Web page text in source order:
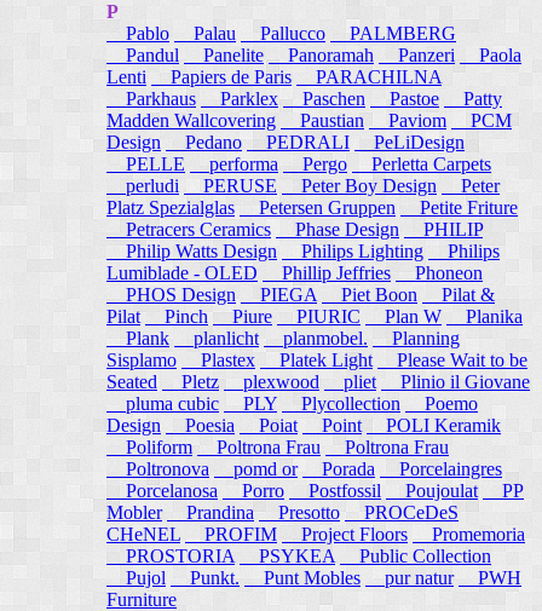
P
Pablo
Palau Pallucco
PALMBERG
Pandul
Panelite Panoramah Panzeri
Paola
Lenti
Papiers de Paris
PARACHILNA
Parkhaus
Parklex Paschen Pastoe
Patty
Madden Wallcovering
Paustian Paviom
PCM
Design
Pedano PEDRALI
PeLiDesign
PELLE
performa Pergo
Perletta Carpets
perludi
PERUSE Peter Boy Design
Peter
Platz Spezialglas
Petersen Gruppen
Petite Friture
Petracers Ceramics
Phase Design
PHILIP
Philip Watts Design
Philips Lighting
Philips
Lumiblade - OLED
Phillip Jeffries
Phoneon
PHOS Design
PIEGA Piet Boon
Pilat &
Pilat
Pinch Piure PIURIC Plan W
Planika
Plank
planlicht planmobel. Planning
Sisplamo
Plastex Platek Light
Please Wait to be
Seated
Pletz plexwood pliet
Plinio il Giovane
pluma cubic
PLY Plycollection
Poemo
Design
Poesia Poiat Point
POLI Keramik
Poliform
Poltrona Frau
Poltrona Frau
Poltronova
pomd or Porada
Porcelaingres
Porcelanosa
Porro Postfossil Poujoulat
PP
Mobler
Prandina Presotto
PROCeDeS
CHeNEL
PROFIM Project Floors
Promemoria
PROSTORIA
PSYKEA
Public Collection
Pujol
Punkt. Punt Mobles pur natur
PWH
Furniture